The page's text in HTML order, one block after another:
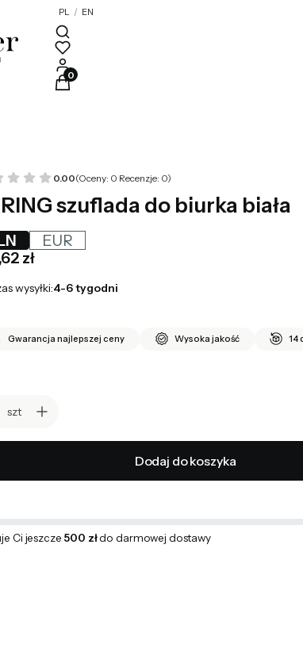
PL / EN
Produkty w koszyku: 0. Zobacz szczegóły
0.00(Oceny: 0 Recenzje: 0)
szuflada do biurka biała
EUR
zł
wysyłki:4-6 tygodni
Gwarancja najlepszej ceny Wysoka jakość 14
szt
Dodaj do koszyka
Ci jeszcze 500 złdo darmowej dostawy